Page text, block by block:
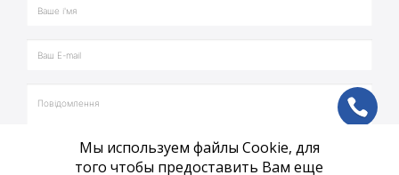
ph
Мы используем файлы Cookie, для
того чтобы предоставить Вам еще